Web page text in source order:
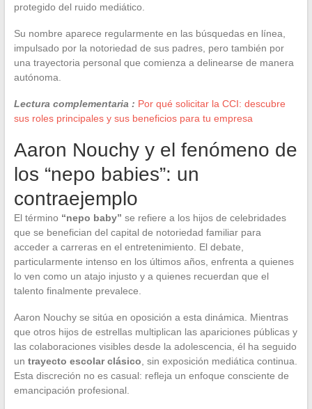
protegido del ruido mediático.
Su nombre aparece regularmente en las búsquedas en línea,
impulsado por la notoriedad de sus padres, pero también por
una trayectoria personal que comienza a delinearse de manera
autónoma.
Lectura complementaria : Por qué solicitar la CCI: descubre
sus roles principales y sus beneficios para tu empresa
Aaron Nouchy y el fenómeno de
los “nepo babies”: un
contraejemplo
El término “nepo baby” se refiere a los hijos de celebridades
que se benefician del capital de notoriedad familiar para
acceder a carreras en el entretenimiento. El debate,
particularmente intenso en los últimos años, enfrenta a quienes
lo ven como un atajo injusto y a quienes recuerdan que el
talento finalmente prevalece.
Aaron Nouchy se sitúa en oposición a esta dinámica. Mientras
que otros hijos de estrellas multiplican las apariciones públicas y
las colaboraciones visibles desde la adolescencia, él ha seguido
un trayecto escolar clásico , sin exposición mediática continua.
Esta discreción no es casual: refleja un enfoque consciente de
emancipación profesional.